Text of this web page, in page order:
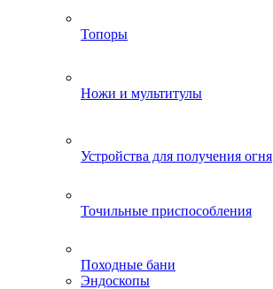
Топоры
Ножи и мультитулы
Устройства для получения огня
Точильные приспособления
Походные бани
Эндоскопы